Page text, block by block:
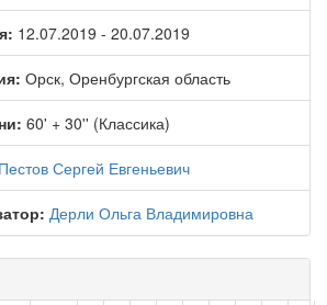
12.07.2019 - 20.07.2019
Орск, Оренбургская область
60' + 30'' (Классика)
Пестов Сергей Евгеньевич
Дерли Ольга Владимировна